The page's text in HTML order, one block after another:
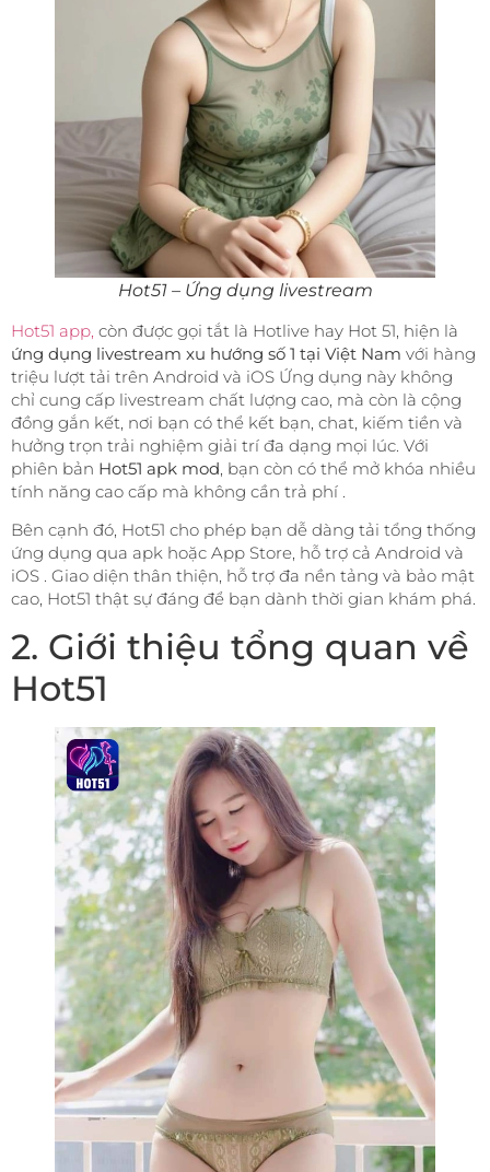
Hot51 – Ứng dụng livestream
Hot51 app, còn được gọi tắt là Hotlive hay Hot 51, hiện là
ứng dụng livestream xu hướng số 1 tại Việt Nam với hàng
triệu lượt tải trên Android và iOS Ứng dụng này không
chỉ cung cấp livestream chất lượng cao, mà còn là cộng
đồng gắn kết, nơi bạn có thể kết bạn, chat, kiếm tiền và
hưởng trọn trải nghiệm giải trí đa dạng mọi lúc. Với
phiên bản Hot51 apk mod , bạn còn có thể mở khóa nhiều
tính năng cao cấp mà không cần trả phí .
Bên cạnh đó, Hot51 cho phép bạn dễ dàng tải tổng thống
ứng dụng qua apk hoặc App Store, hỗ trợ cả Android và
iOS . Giao diện thân thiện, hỗ trợ đa nền tảng và bảo mật
cao, Hot51 thật sự đáng để bạn dành thời gian khám phá.
2. Giới thiệu tổng quan về
Hot51